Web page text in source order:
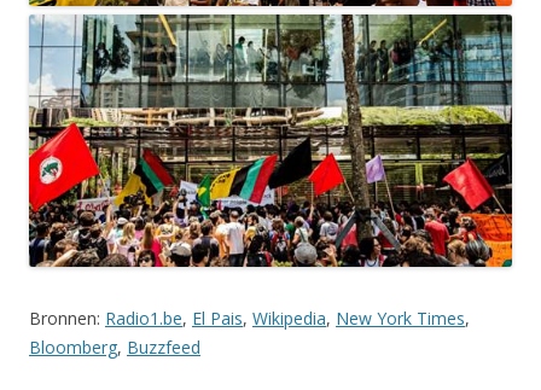
Bronnen: Radio1.be, El Pais, Wikipedia, New York Times,
Bloomberg, Buzzfeed